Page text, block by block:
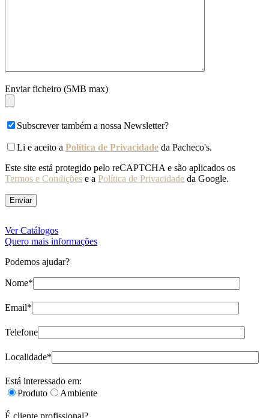
Enviar ficheiro (5MB max)
Subscrever também a nossa Newsletter?
Li e aceito a Política de Privacidade da Pacheco's.
Este site está protegido pelo reCAPTCHA e são aplicados os
Termos e Condições e a Política de Privacidade da Google.
Ver Catálogos
Quero mais informações
Podemos ajudar?
Nome*
Email*
Telefone
Localidade*
Está interessado em:
Produto
Ambiente
É cliente profissional?